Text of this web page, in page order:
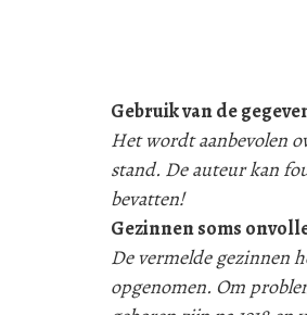
Gebruik van de
Het wordt aanbevolen
stand. De auteur kan
bevatten!
Gezinnen soms
De vermelde gezinnen
opgenomen. Om